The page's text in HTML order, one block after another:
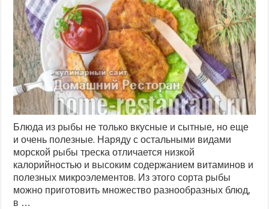
Блюда из рыбы не только вкусные и сытные, но еще
и очень полезные. Наряду с остальными видами
морской рыбы треска отличается низкой
калорийностью и высоким содержанием витаминов и
полезных микроэлементов. Из этого сорта рыбы
можно приготовить множество разнообразных блюд,
в …